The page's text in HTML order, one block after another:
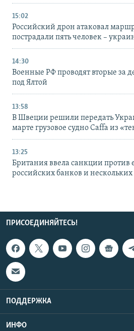
15:02
Российский дрон атаковал
пострадали пять человек –
14:30
Военные РФ проводят вторые за
под Ялтой
13:58
В Швеции решили передать
марте грузовое судно Caffa из
13:25
Британия ввела санкции против
российских банков и
ПРИСОЕДИНЯЙТЕСЬ!
ПОДДЕРЖКА
ИНФО